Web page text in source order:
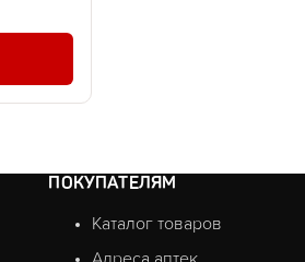
ПОКУПАТЕЛЯМ
Каталог товаров
Адреса аптек